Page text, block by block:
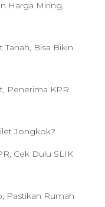
Harga Miring,
Tanah, Bisa Bikin
Penerima KPR
Jongkok?
Cek Dulu SLIK
Pastikan Rumah